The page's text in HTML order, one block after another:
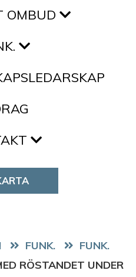
OMBUD
FUNK.
FUNK.
RÖSTANDET UNDER